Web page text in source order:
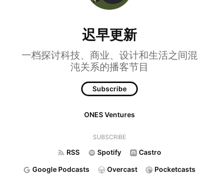
迟早更新
一档探讨科技、商业、设计和生活之间混
沌关系的播客节目
Subscribe
ONES Ventures
SUBSCRIBE
RSS Spotify Castro
Google Podcasts Overcast Pocketcasts